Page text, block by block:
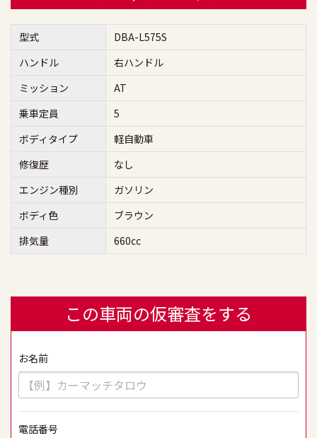
型式
DBA-L575S
ハンドル
右ハンドル
ミッション
AT
乗車定員
5
ボディタイプ
軽自動車
修復歴
なし
エンジン種別
ガソリン
ボディ色
ブラウン
排気量
660cc
この車両の仮審査をする
お名前
電話番号